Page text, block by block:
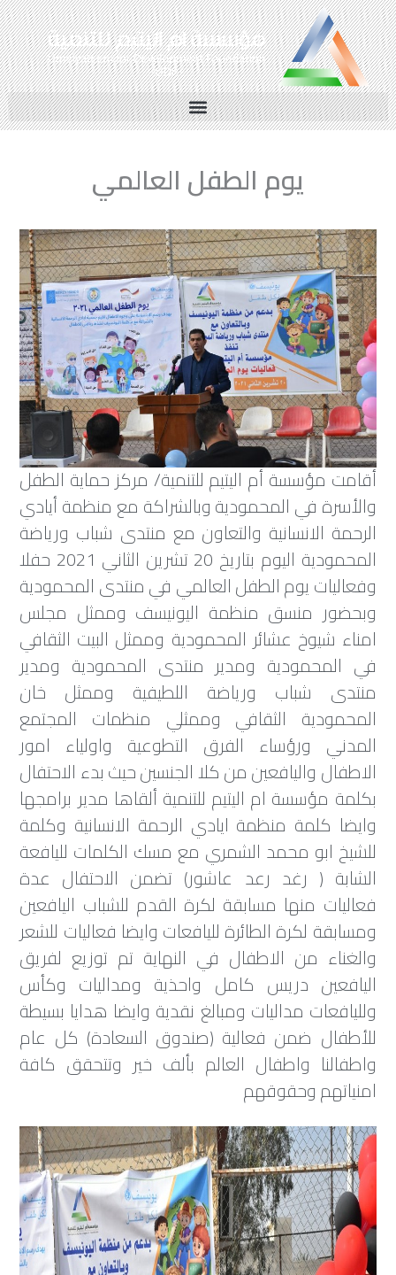
تخطي
إلى
المحتوى
يوم الطفل العالمي
أقامت مؤسسة أم اليتيم للتنمية/ مركز حماية الطفل
والأسرة في المحمودية وبالشراكة مع منظمة أيادي
الرحمة الانسانية والتعاون مع منتدى شباب ورياضة
المحمودية اليوم بتاريخ 20 تشرين الثاني 2021 حفلا
وفعاليات يوم الطفل العالمي في منتدى المحمودية
وبحضور منسق منظمة اليونيسف وممثل مجلس
امناء شيوخ عشائر المحمودية وممثل البيت الثقافي
في المحمودية ومدير منتدى المحمودية ومدير
منتدى شباب ورياضة اللطيفية وممثل خان
المحمودية الثقافي وممثلي منظمات المجتمع
المدني ورؤساء الفرق التطوعية واولياء امور
الاطفال واليافعين من كلا الجنسين حيث بدء الاحتفال
بكلمة مؤسسة ام اليتيم للتنمية ألقاها مدير برامجها
وايضا كلمة منظمة ايادي الرحمة الانسانية وكلمة
للشيخ ابو محمد الشمري مع مسك الكلمات لليافعة
الشابة ( رغد رعد عاشور) تضمن الاحتفال عدة
فعاليات منها مسابقة لكرة القدم للشباب اليافعين
ومسابقة لكرة الطائرة لليافعات وايضا فعاليات للشعر
والغناء من الاطفال في النهاية تم توزيع لفريق
اليافعين دريس كامل واحذية ومداليات وكأس
ولليافعات مداليات ومبالغ نقدية وايضا هدايا بسيطة
للأطفال ضمن فعالية (صندوق السعادة) كل عام
واطفالنا واطفال العالم بألف خير وتتحقق كافة
امنياتهم وحقوقهم